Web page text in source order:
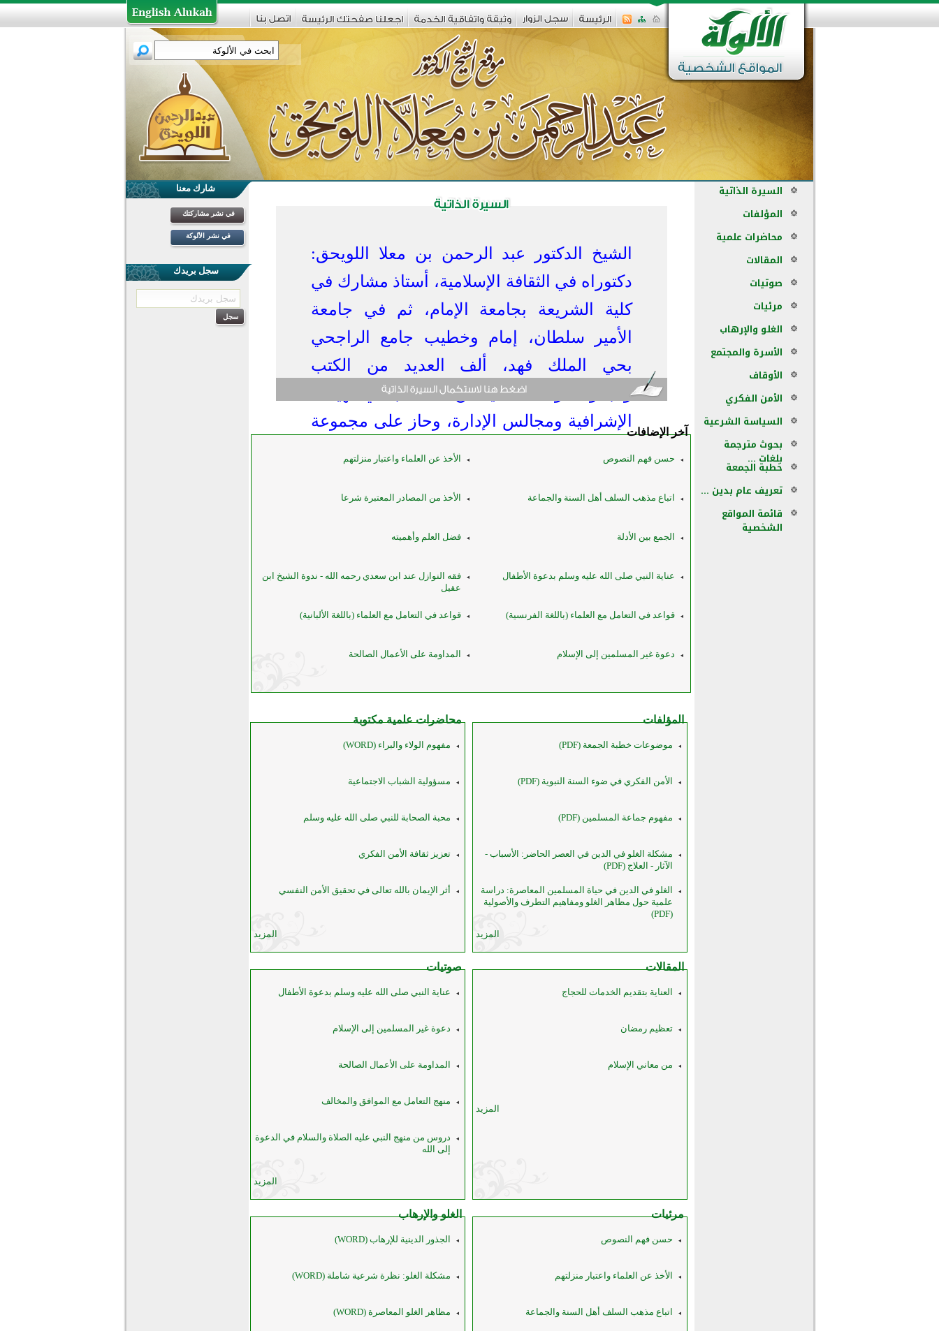
الشيخ الدكتور عبد الرحمن بن معلا اللويحق:
دكتوراه في الثقافة الإسلامية، أستاذ مشارك في
كلية الشريعة بجامعة الإمام، ثم في جامعة
الأمير سلطان، إمام وخطيب جامع الراجحي
بحي الملك فهد، ألف العديد من الكتب
والبحوث، وتقلد العديد من المناصب في الهيئات
الإشرافية ومجالس الإدارة، وحاز على مجموعة
آخر الإضافات
حسن فهم النصوص الأخذ عن العلماء واعتبار منزلتهم
اتباع مذهب السلف أهل السنة والجماعة الأخذ من المصادر المعتبرة شرعا
الجمع بين الأدلة فضل العلم وأهميته
عناية النبي صلى الله عليه وسلم بدعوة الأطفال
فقه النوازل عند ابن سعدي رحمه الله - ندوة الشيخ ابن
عقيل
قواعد في التعامل مع العلماء (باللغة الفرنسية) قواعد في التعامل مع العلماء (باللغة الألبانية)
دعوة غير المسلمين إلى الإسلام المداومة على الأعمال الصالحة
المؤلفات
موضوعات خطبة الجمعة (PDF)
الأمن الفكري في ضوء السنة النبوية (PDF)
مفهوم جماعة المسلمين (PDF)
مشكلة الغلو في الدين في العصر الحاضر: الأسباب -
الآثار - العلاج (PDF)
الغلو في الدين في حياة المسلمين المعاصرة: دراسة
علمية حول مظاهر الغلو ومفاهيم التطرف والأصولية
(PDF)
المزيد
محاضرات علمية مكتوبة
مفهوم الولاء والبراء (WORD)
مسؤولية الشباب الاجتماعية
محبة الصحابة للنبي صلى الله عليه وسلم
تعزيز ثقافة الأمن الفكري
أثر الإيمان بالله تعالى في تحقيق الأمن النفسي
المزيد
المقالات
العناية بتقديم الخدمات للحجاج
تعظيم رمضان
من معاني الإسلام
المزيد
صوتيات
عناية النبي صلى الله عليه وسلم بدعوة الأطفال
دعوة غير المسلمين إلى الإسلام
المداومة على الأعمال الصالحة
منهج التعامل مع الموافق والمخالف
دروس من منهج النبي عليه الصلاة والسلام في الدعوة
إلى الله
المزيد
مرئيات
حسن فهم النصوص
الأخذ عن العلماء واعتبار منزلتهم
اتباع مذهب السلف أهل السنة والجماعة
الغلو والإرهاب
الجذور الدينية للإرهاب (WORD)
مشكلة الغلو: نظرة شرعية شاملة (WORD)
مظاهر الغلو المعاصرة (WORD)
شارك معنا
في نشر مشاركتك
في نشر الألوكة
سجل بريدك
السيرة الذاتية
المؤلفات
محاضرات علمية
المقالات
صوتيات
مرئيات
الغلو والإرهاب
الأسرة والمجتمع
الأوقاف
الأمن الفكري
السياسة الشرعية
بحوث مترجمة
بلغات ...
خطبة الجمعة
تعريف عام بدين ...
قائمة المواقع
الشخصية